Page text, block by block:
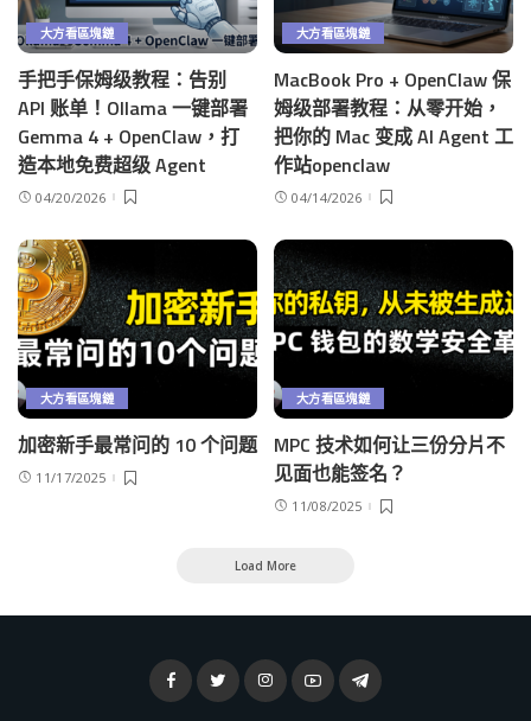
大方看區塊鏈
手把手保姆级教程：告别
API 账单！Ollama 一键部署
Gemma 4 + OpenClaw，打
造本地免费超级 Agent
04/20/2026
大方看區塊鏈
MacBook Pro + OpenClaw 保
姆级部署教程：从零开始，
把你的 Mac 变成 AI Agent 工
作站openclaw
04/14/2026
大方看區塊鏈
加密新手最常问的 10 个问题
11/17/2025
大方看區塊鏈
MPC 技术如何让三份分片不
见面也能签名？
11/08/2025
Load More